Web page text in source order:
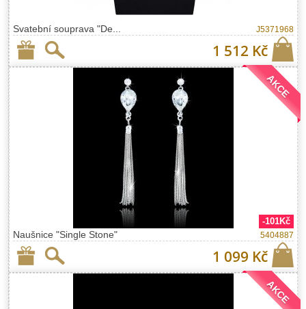
Svatební souprava "De... J5371968
1 512 Kč
Naušnice "Single Stone"
-101Kč
5404887
1 099 Kč
AKCE
AKCE